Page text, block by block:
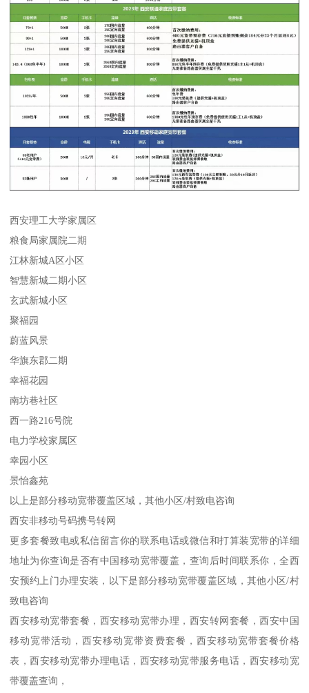
西安理工大学家属区
粮食局家属院二期
江林新城A区小区
智慧新城二期小区
玄武新城小区
聚福园
蔚蓝风景
华旗东郡二期
幸福花园
南坊巷社区
西一路216号院
电力学校家属区
幸园小区
景怡鑫苑
以上是部分移动宽带覆盖区域，其他小区/村致电咨询
西安非移动号码携号转网
更多套餐致电或私信留言你的联系电话或微信和打算装宽带的详细
地址为你查询是否有中国移动宽带覆盖，查询后时间联系你，全西
安预约上门办理安装，以下是部分移动宽带覆盖区域，其他小区/村
致电咨询
西安移动宽带套餐，西安移动宽带办理，西安转网套餐，西安中国
移动宽带活动，西安移动宽带资费套餐，西安移动宽带套餐价格
表，西安移动宽带办理电话，西安移动宽带服务电话，西安移动宽
带覆盖查询，